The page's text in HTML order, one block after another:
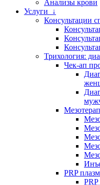
Анализы крови
Услуги ↓
Консультации
Трихология:
Чек-ап
PRP